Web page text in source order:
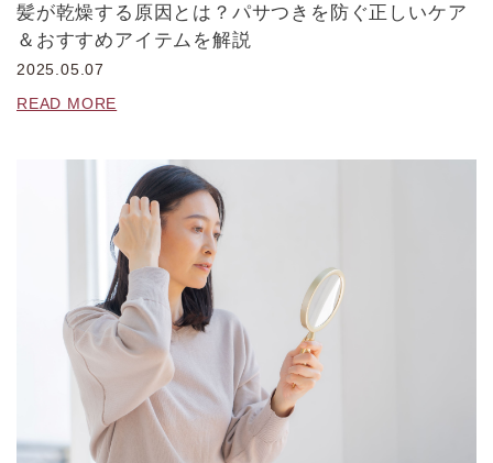
髪が乾燥する原因とは？パサつきを防ぐ正しいケア
＆おすすめアイテムを解説
2025.05.07
READ MORE